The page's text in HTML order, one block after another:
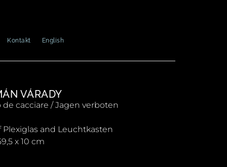
Kontakt English
VÁRADY
de cacciare / Jagen verboten
Plexiglas and Leuchtkasten
x 10 cm